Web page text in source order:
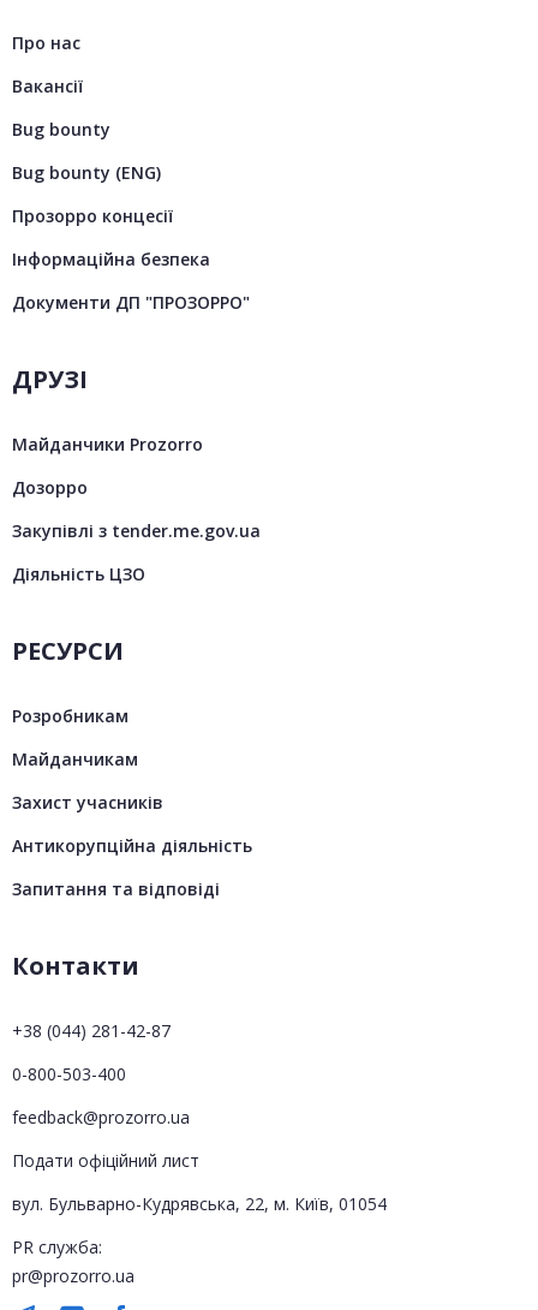
Про нас
Вакансії
Bug bounty
Bug bounty (ENG)
Прозорро концесії
Інформаційна безпека
Документи ДП "ПРОЗОРРО"
ДРУЗІ
Майданчики Prozorro
Дозорро
Закупівлі з tender.me.gov.ua
Діяльність ЦЗО
РЕСУРСИ
Розробникам
Майданчикам
Захист учасників
Антикорупційна діяльність
Запитання та відповіді
Контакти
+38 (044) 281-42-87
0-800-503-400
feedback@prozorro.ua
Подати офіційний лист
вул. Бульварно-Кудрявська, 22, м. Київ, 01054
PR служба:
pr@prozorro.ua